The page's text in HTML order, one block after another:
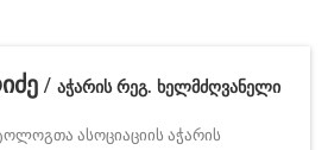
/ აჭარის რეგ. ხელმძღვანელი
ასოციაციის აჭარის